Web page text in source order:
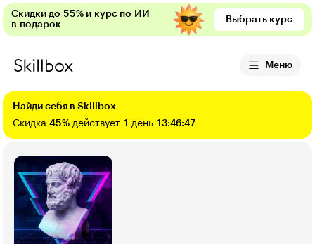
Скидки до 55% и курс по ИИ
в подарок
Выбрать курс
Меню
Найди себя в Skillbox
Скидка 45% действует 1 день 13:46:45